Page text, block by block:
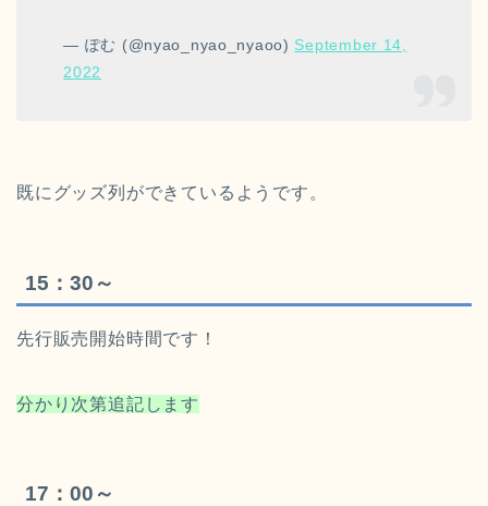
— ぽむ (@nyao_nyao_nyaoo) September 14,
2022
既にグッズ列ができているようです。
15：30～
先行販売開始時間です！
分かり次第追記します
17：00～